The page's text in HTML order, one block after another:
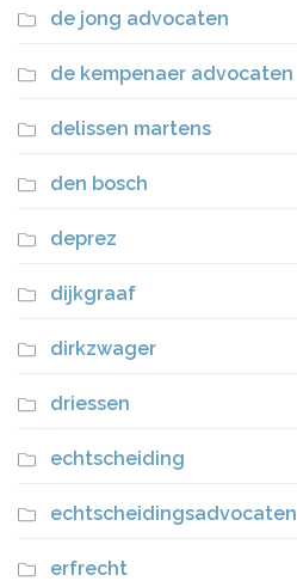
de jong advocaten
de kempenaer advocaten
delissen martens
den bosch
deprez
dijkgraaf
dirkzwager
driessen
echtscheiding
echtscheidingsadvocaten
erfrecht